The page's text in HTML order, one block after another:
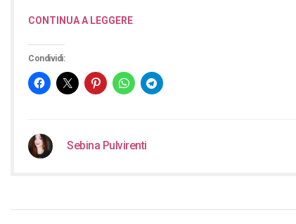
CONTINUA A LEGGERE
Condividi:
Sebina Pulvirenti